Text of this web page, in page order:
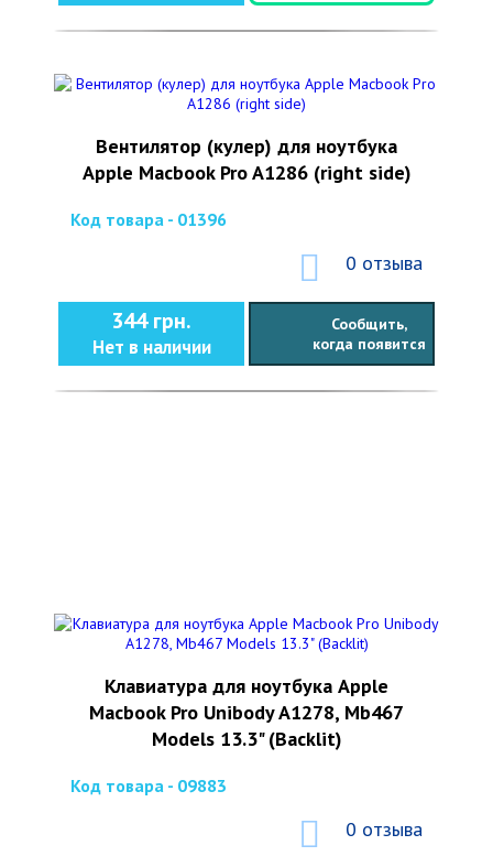
Вентилятор (кулер) для ноутбука
Apple Macbook Pro A1286 (right side)
Код товара - 01396
0 отзыва
344 грн.
Нет в наличии
Сообщить,
когда появится
Клавиатура для ноутбука Apple
Macbook Pro Unibody A1278, Mb467
Models 13.3" (Backlit)
Код товара - 09883
0 отзыва